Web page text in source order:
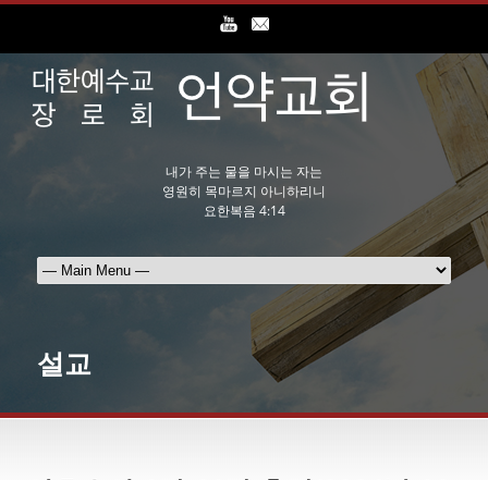
내가 주는 물을 마시는 자는
영원히 목마르지 아니하리니
요한복음 4:14
설교